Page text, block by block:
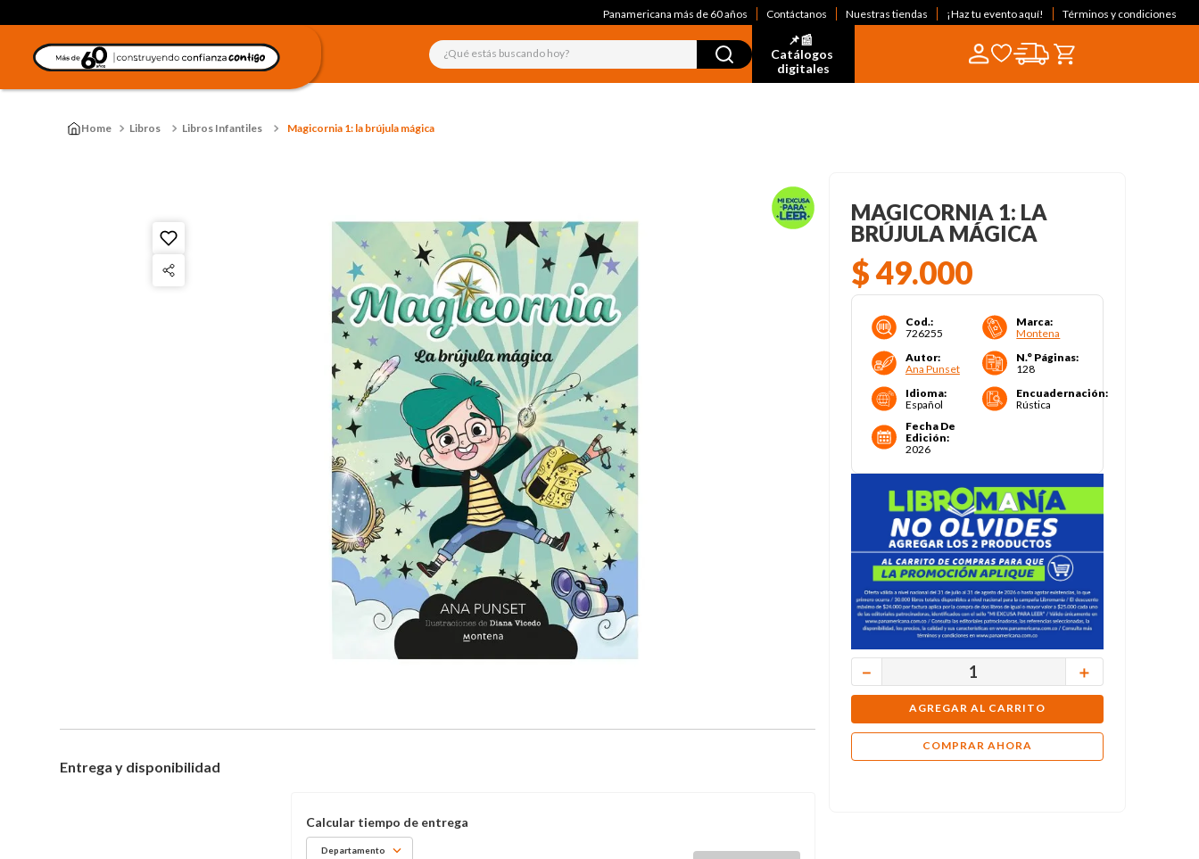
Panamericana más de 60 años Contáctanos Nuestras tiendas ¡Haz tu evento aquí! Términos y condiciones
¿Qué estás buscando hoy?
📌📰
Catálogos
digitales
Libros Libros Infantiles Magicornia 1: la brújula mágica
Entrega y disponibilidad
Departamento
MAGICORNIA 1: LA
BRÚJULA MÁGICA
$49.000
Cod.:
726255
Marca:
Montena
Autor:
Ana Punset
N.° Páginas:
128
Idioma:
Español
Encuadernación:
Rústica
Fecha De
Edición:
2026
＋
－
AGREGAR AL CARRITO
COMPRAR AHORA